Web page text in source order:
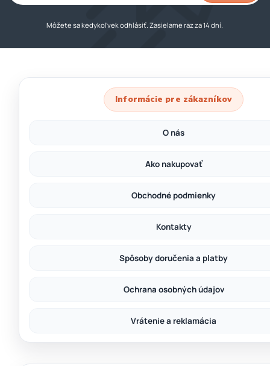
Môžete sa kedykoľvek odhlásiť. Zasielame raz za 14 dní.
Informácie pre zákazníkov
O nás
Ako nakupovať
Obchodné podmienky
Kontakty
Spôsoby doručenia a platby
Ochrana osobných údajov
Vrátenie a reklamácia